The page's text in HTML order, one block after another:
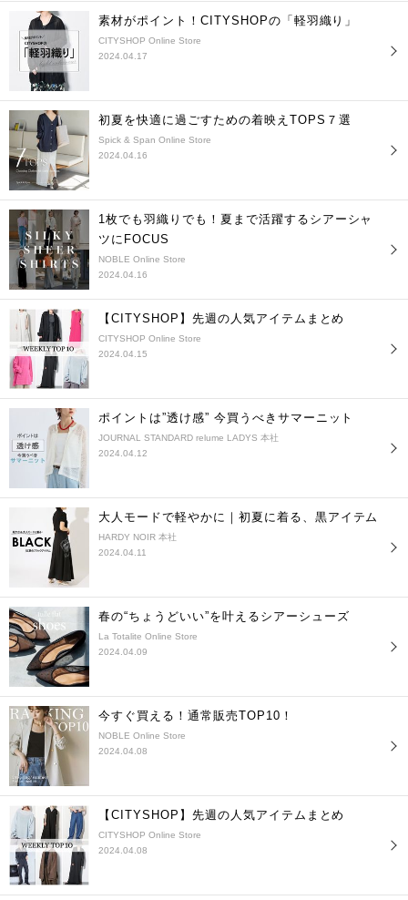
素材がポイント！CITYSHOPの「軽羽織り」
CITYSHOP Online Store
2024.04.17
初夏を快適に過ごすための着映えTOPS７選
Spick & Span Online Store
2024.04.16
1枚でも羽織りでも！夏まで活躍するシアーシャ
ツにFOCUS
NOBLE Online Store
2024.04.16
【CITYSHOP】先週の人気アイテムまとめ
CITYSHOP Online Store
2024.04.15
ポイントは”透け感” 今買うべきサマーニット
JOURNAL STANDARD relume LADYS 本社
2024.04.12
大人モードで軽やかに｜初夏に着る、黒アイテム
HARDY NOIR 本社
2024.04.11
春の“ちょうどいい”を叶えるシアーシューズ
La Totalite Online Store
2024.04.09
今すぐ買える！通常販売TOP10！
NOBLE Online Store
2024.04.08
【CITYSHOP】先週の人気アイテムまとめ
CITYSHOP Online Store
2024.04.08